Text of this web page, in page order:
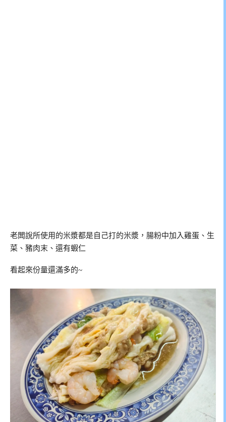
老闆說所使用的米漿都是自己打的米漿，腸粉中加入雞蛋、生
菜、豬肉末、還有蝦仁
看起來份量還滿多的~